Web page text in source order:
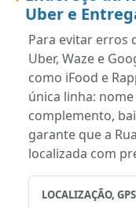
Uber e
Para evitar erros
Uber, Waze e
como iFood e
única linha:
complemento,
garante que a
localizada com
LOCALIZAÇÃO,